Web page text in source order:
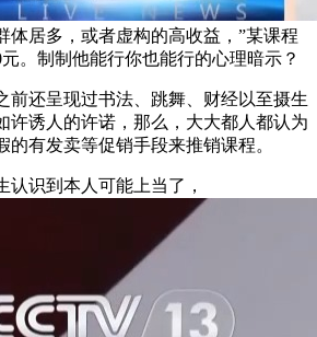
体居多，或者虚构的高收益，”某课程
。制制他能行你也能行的心理暗示？
还呈现过书法、跳舞、财经以至摄生
许诱人的许诺，那么，大大都人都认为
的有发卖等促销手段来推销课程。
识到本人可能上当了，